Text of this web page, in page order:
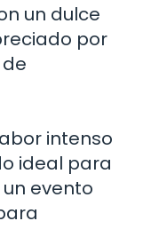
un dulce
por
intenso
ideal para
evento